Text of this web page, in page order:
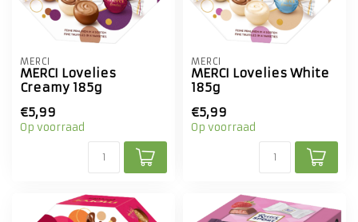
MERCI
MERCI Lovelies
Creamy 185g
€5,99
Op voorraad
MERCI
MERCI Lovelies White
185g
€5,99
Op voorraad